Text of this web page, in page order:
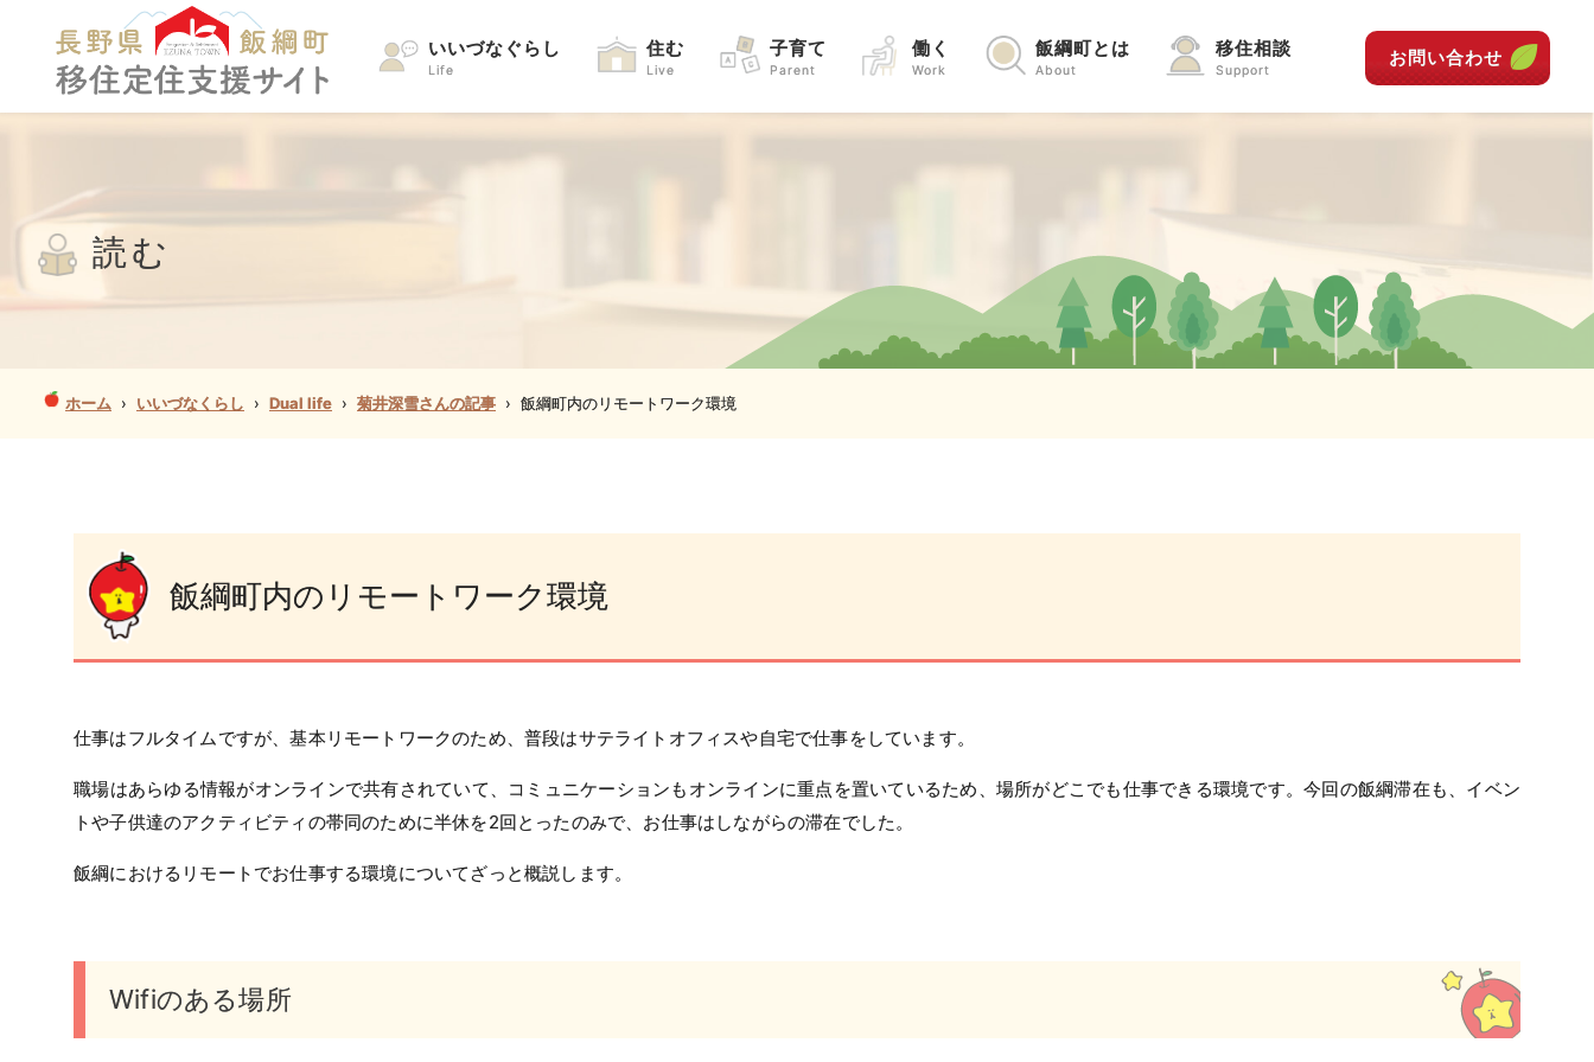
いいづなぐらし
Life
住む
Live
子育て
Parent
働く
Work
飯綱町とは
About
移住相談
Support
お問い合わせ
読む
ホーム › いいづなくらし › Dual life › 菊井深雪さんの記事 › 飯綱町内のリモートワーク環境
飯綱町内のリモートワーク環境
仕事はフルタイムですが、基本リモートワークのため、普段はサテライトオフィスや自宅で仕事をしています。
職場はあらゆる情報がオンラインで共有されていて、コミュニケーションもオンラインに重点を置いているため、場所がどこでも仕事できる環境です。今回の飯綱滞在も、イベン
トや子供達のアクティビティの帯同のために半休を2回とったのみで、お仕事はしながらの滞在でした。
飯綱におけるリモートでお仕事する環境についてざっと概説します。
Wifiのある場所